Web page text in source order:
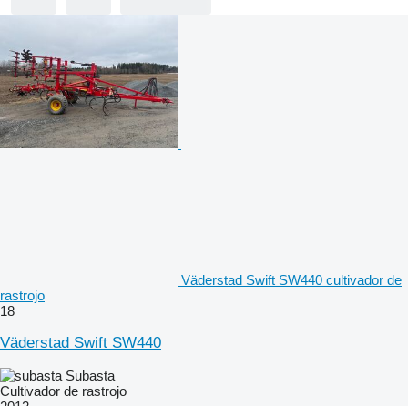
Väderstad Swift SW440 cultivador de
rastrojo
18
Väderstad Swift SW440
Subasta
Cultivador de rastrojo